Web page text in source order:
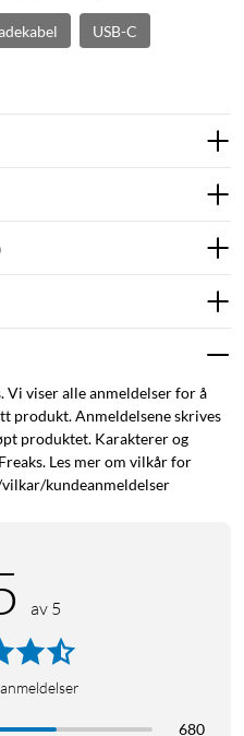
USB-C
Vi viser alle anmeldelser for å
produkt. Anmeldelsene skrives
produktet. Karakterer og
Les mer om vilkår for
kundeanmeldelser
av 5
680